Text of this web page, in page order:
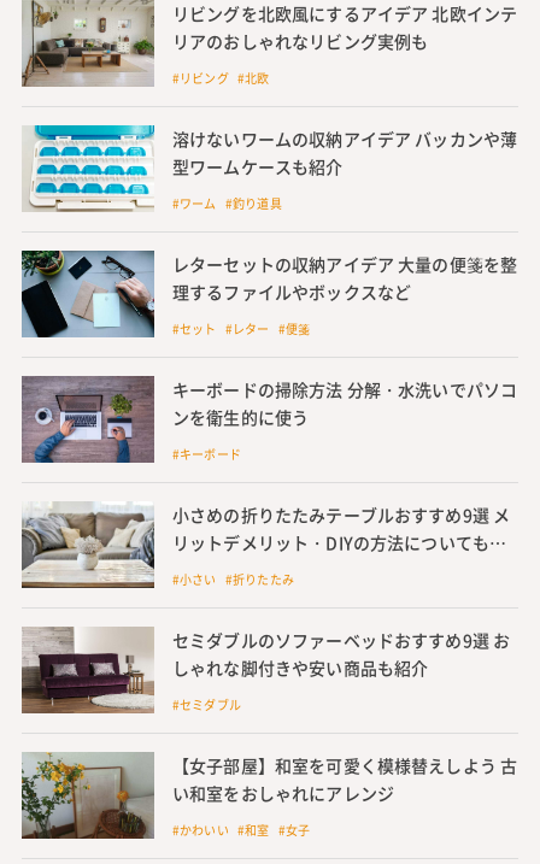
リビングを北欧風にするアイデア 北欧インテ
リアのおしゃれなリビング実例も
#リビング #北欧
溶けないワームの収納アイデア バッカンや薄
型ワームケースも紹介
#ワーム #釣り道具
レターセットの収納アイデア 大量の便箋を整
理するファイルやボックスなど
#セット #レター #便箋
キーボードの掃除方法 分解・水洗いでパソコ
ンを衛生的に使う
#キーボード
小さめの折りたたみテーブルおすすめ9選 メ
リットデメリット・DIYの方法についても解
説
#小さい #折りたたみ
セミダブルのソファーベッドおすすめ9選 お
しゃれな脚付きや安い商品も紹介
#セミダブル
【女子部屋】和室を可愛く模様替えしよう 古
い和室をおしゃれにアレンジ
#かわいい #和室 #女子